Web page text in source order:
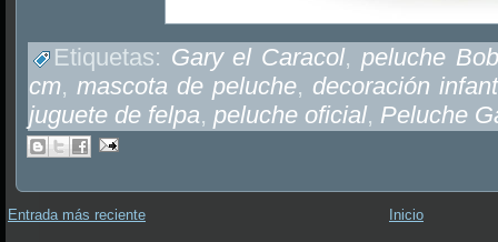
Etiquetas: Gary el Caracol, peluche
cm, mascota de peluche, decoración
juguete de felpa, peluche oficial, Peluche
Entrada más reciente Inicio